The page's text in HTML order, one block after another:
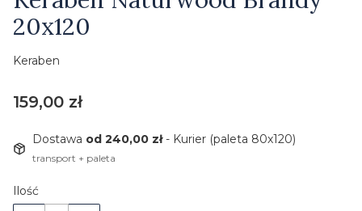
20x120
Keraben
Cena
159,00 zł
Dostawa od 240,00 zł- Kurier (paleta 80x120)
transport + paleta
Ilość